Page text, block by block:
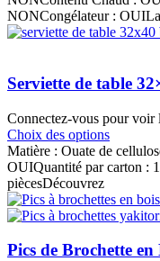
NONCongélateur :
Serviette de table
Connectez-vous pour voir
Choix des options
Matière : Ouate de
OUIQuantité par carton :
piècesDécouvrez
Pics de Brochette